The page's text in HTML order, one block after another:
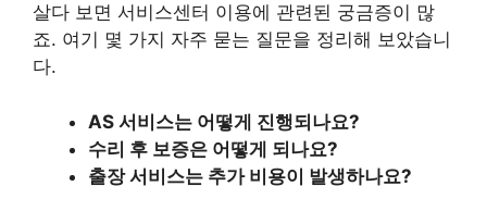
살다 보면 서비스센터 이용에 관련된 궁금증이 많
죠. 여기 몇 가지 자주 묻는 질문을 정리해 보았습니
다.
AS 서비스는 어떻게 진행되나요?
수리 후 보증은 어떻게 되나요?
출장 서비스는 추가 비용이 발생하나요?